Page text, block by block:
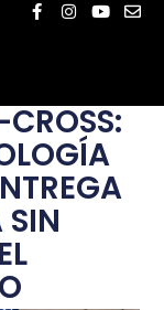
F
a
o
k
-
f
I
n
r
a
m
Y
o
e
E
n
p
SIN